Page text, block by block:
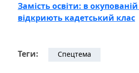
Замість освіти: в окупованій
відкриють кадетський клас
Теги: Спецтема